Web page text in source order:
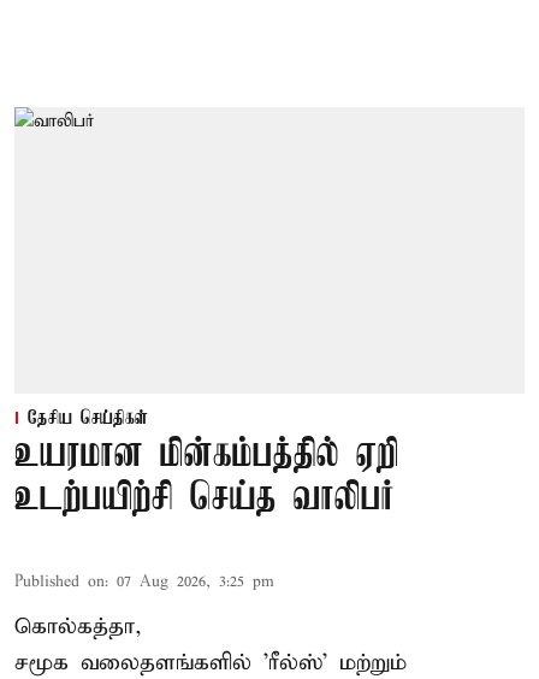
தேசிய செய்திகள்
உயரமான மின்கம்பத்தில் ஏறி
உடற்பயிற்சி செய்த வாலிபர்
Published on: 07 Aug 2026, 3:25 pm
கொல்கத்தா,
சமூக வலைதளங்களில் 'ரீல்ஸ்' மற்றும்